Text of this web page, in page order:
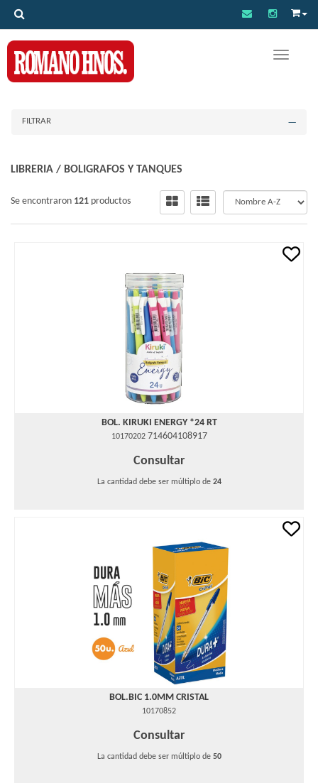
Toggle
FILTRAR
LIBRERIA / BOLIGRAFOS Y TANQUES
Se encontraron 121 productos
BOL. KIRUKI ENERGY *24 RT
10170202 714604108917
Consultar
La cantidad debe ser múltiplo de 24
BOL.BIC 1.0MM CRISTAL
10170852
Consultar
La cantidad debe ser múltiplo de 50